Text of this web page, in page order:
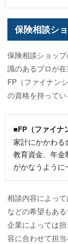
保険相談シ
保険相談ショッ
識のあるプロが在
FP（ファイナン
の資格を持ってい
■FP（ファイナ
家計にかかわる
教育資金、年金
がかなうように
相談内容によっ
などの希望もある
企業によっては
容に合わせて担当